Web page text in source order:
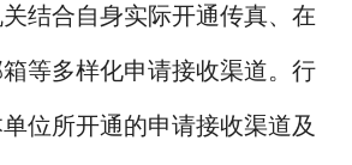
结合自身实际开通传真、在
等多样化申请接收渠道。行
位所开通的申请接收渠道及